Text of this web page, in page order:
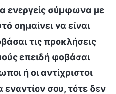
ενεργείς σύμφωνα με
σημαίνει να είναι
τις προκλήσεις
επειδή φοβάσαι
ή οι αντίχριστοι
εναντίον σου, τότε δεν